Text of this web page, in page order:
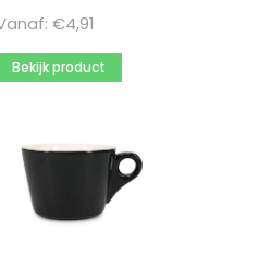
€4,91
Bekijk product